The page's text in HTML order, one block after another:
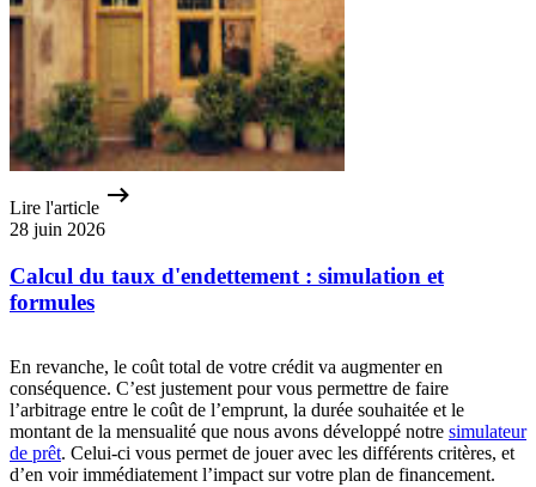
Lire l'article
28 juin 2026
Calcul du taux d'endettement : simulation et
formules
En revanche, le coût total de votre crédit va augmenter en
conséquence. C’est justement pour vous permettre de faire
l’arbitrage entre le coût de l’emprunt, la durée souhaitée et le
montant de la mensualité que nous avons développé notre simulateur
de prêt. Celui-ci vous permet de jouer avec les différents critères, et
d’en voir immédiatement l’impact sur votre plan de financement.